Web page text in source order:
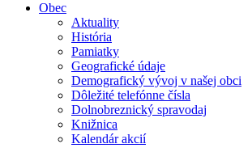
Obec
Aktuality
História
Pamiatky
Geografické údaje
Demografický vývoj v našej obci
Dôležité telefónne čísla
Dolnobreznický spravodaj
Knižnica
Kalendár akcií